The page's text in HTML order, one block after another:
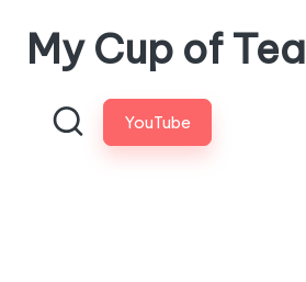
content
My Cup of Tea
YouTube